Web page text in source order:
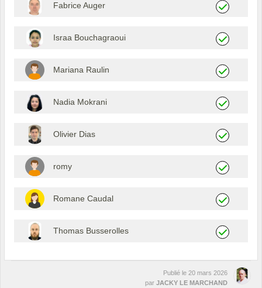
Fabrice Auger
Israa Bouchagraoui
Mariana Raulin
Nadia Mokrani
Olivier Dias
romy
Romane Caudal
Thomas Busserolles
Publié le 20 mars 2026
par JACKY LE MARCHAND